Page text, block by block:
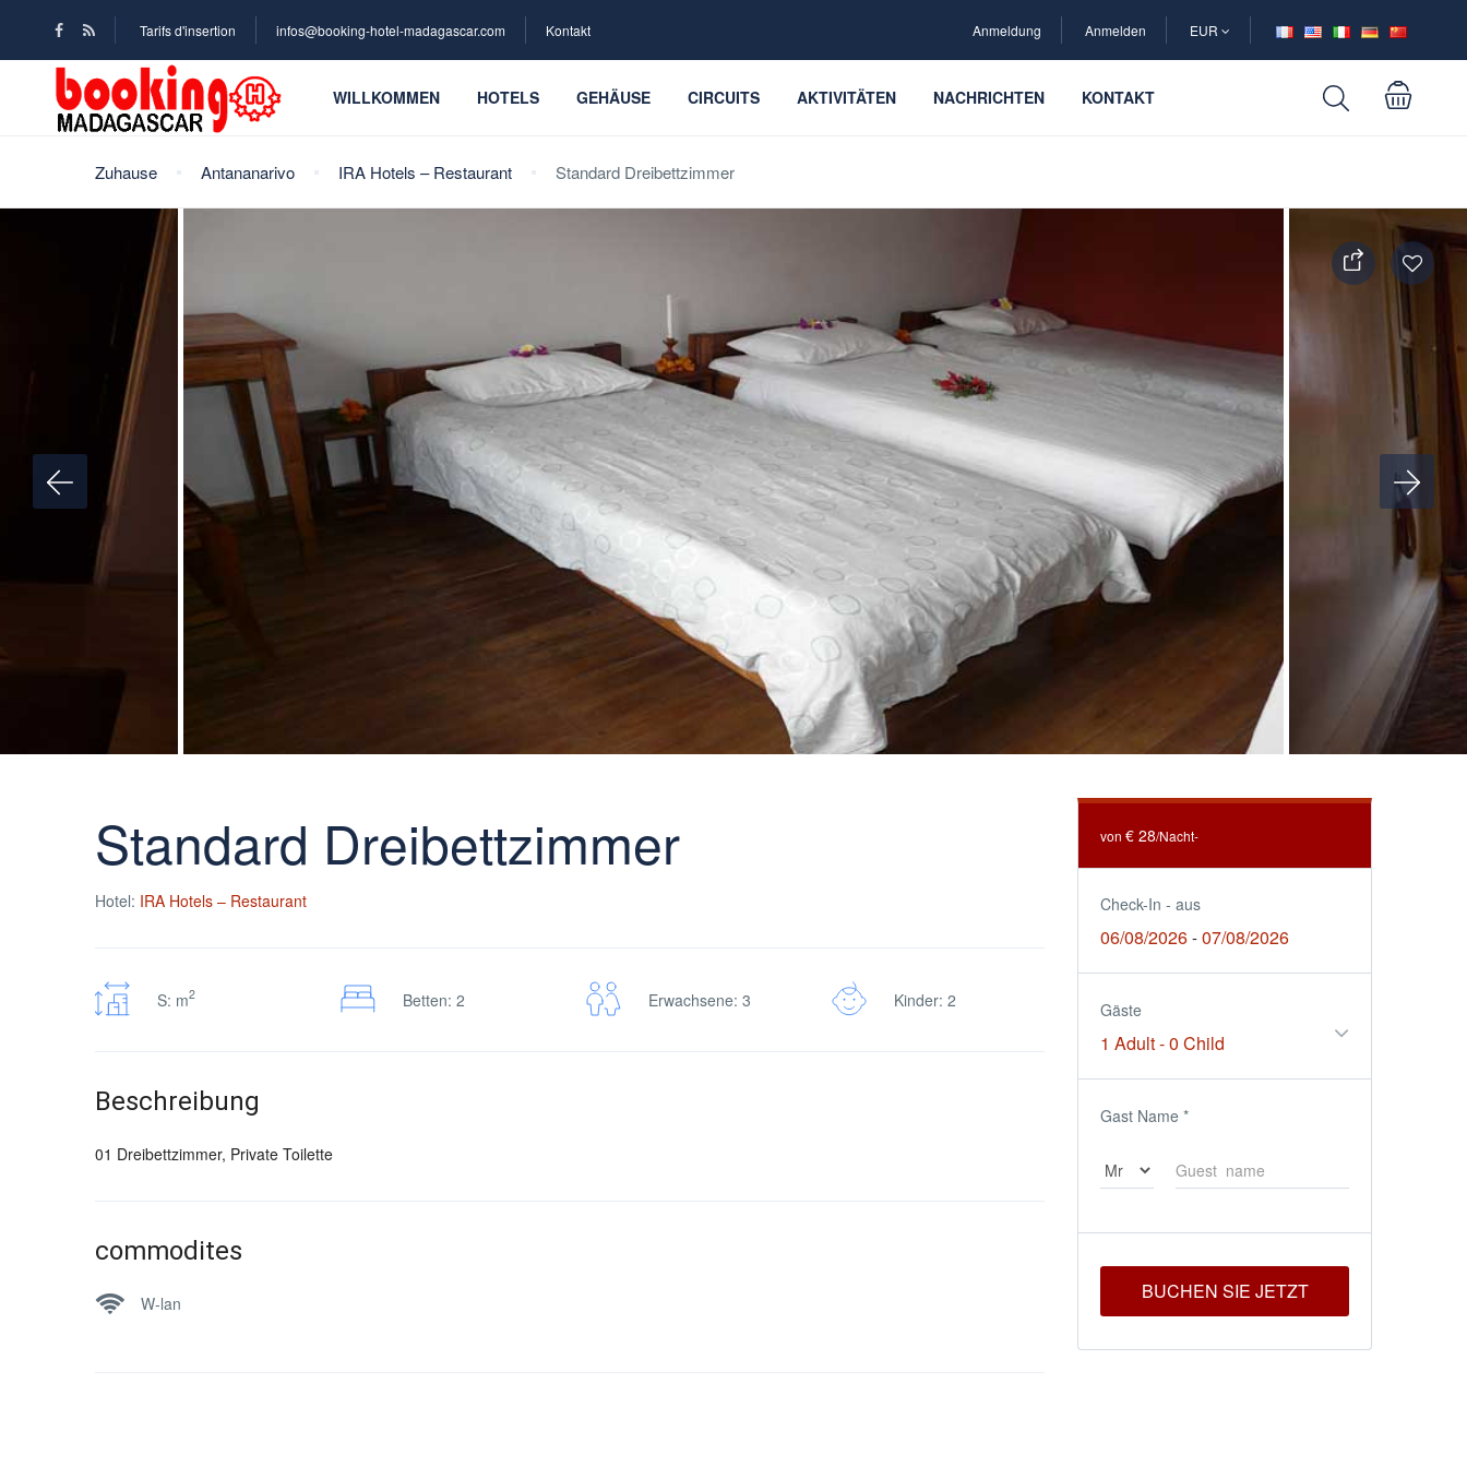
Tarifs d'insertion infos@booking-hotel-madagascar.com Kontakt Anmeldung Anmelden EUR
WILLKOMMEN HOTELS GEHÄUSE CIRCUITS AKTIVITÄTEN NACHRICHTEN KONTAKT
Zuhause Antananarivo IRA Hotels – Restaurant Standard Dreibettzimmer
Standard Dreibettzimmer
Hotel: IRA Hotels – Restaurant
S: m2 Betten: 2 Erwachsene: 3 Kinder: 2
Beschreibung
01 Dreibettzimmer, Private Toilette
commodites
W-lan
von € 28/Nacht-
Check-In - aus
06/08/2026-07/08/2026
Gäste
1 Adult-0 Child
Gast Name *
BUCHEN SIE JETZT